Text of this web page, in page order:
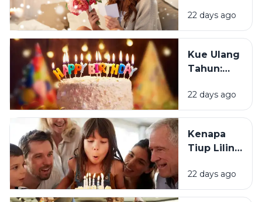
Tahun?
Mendapat
Ucapan
Tahun?
22 days ago
Kue Ulang
Tahun:
Tradisi Ini
Berawal?
22 days ago
Kenapa
Tiup Lilin
Tradisi
Saat Ulang
22 days ago